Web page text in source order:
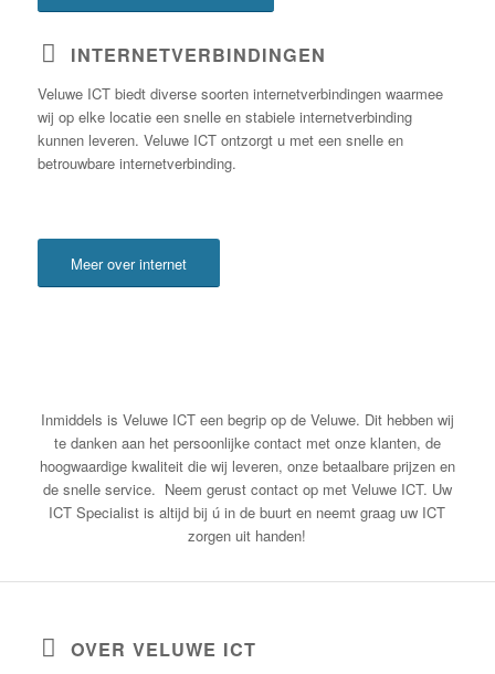
INTERNETVERBINDINGEN
Veluwe ICT biedt diverse soorten internetverbindingen waarmee
wij op elke locatie een snelle en stabiele internetverbinding
kunnen leveren. Veluwe ICT ontzorgt u met een snelle en
betrouwbare internetverbinding.
Meer over internet
Inmiddels is Veluwe ICT een begrip op de Veluwe. Dit hebben wij
te danken aan het persoonlijke contact met onze klanten, de
hoogwaardige kwaliteit die wij leveren, onze betaalbare prijzen en
de snelle service. Neem gerust contact op met Veluwe ICT. Uw
ICT Specialist is altijd bij ú in de buurt en neemt graag uw ICT
zorgen uit handen!
OVER VELUWE ICT